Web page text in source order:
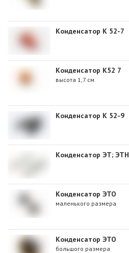
Конденсатор К 52-7
Конденсатор К52 7
высота 1,7 см
Конденсатор К 52-9
Конденсатор ЭТ; ЭТН
Конденсатор ЭТО
маленького размера
Конденсатор ЭТО
большого размера